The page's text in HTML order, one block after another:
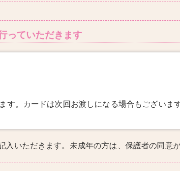
っていただきます
。カードは次回お渡しになる場合もございます
いただきます。未成年の方は、保護者の同意が